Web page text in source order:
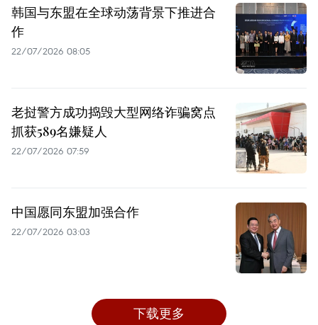
韩国与东盟在全球动荡背景下推进合
作
22/07/2026 08:05
老挝警方成功捣毁大型网络诈骗窝点
抓获589名嫌疑人
22/07/2026 07:59
中国愿同东盟加强合作
22/07/2026 03:03
下载更多